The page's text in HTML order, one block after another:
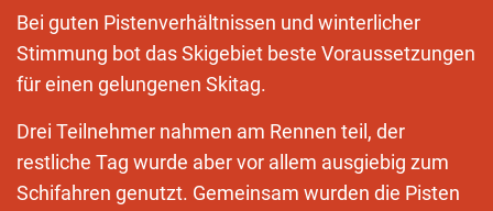
Bei guten Pistenverhältnissen und winterlicher
Stimmung bot das Skigebiet beste Voraussetzungen
für einen gelungenen Skitag.
Drei Teilnehmer nahmen am Rennen teil, der
restliche Tag wurde aber vor allem ausgiebig zum
Schifahren genutzt. Gemeinsam wurden die Pisten